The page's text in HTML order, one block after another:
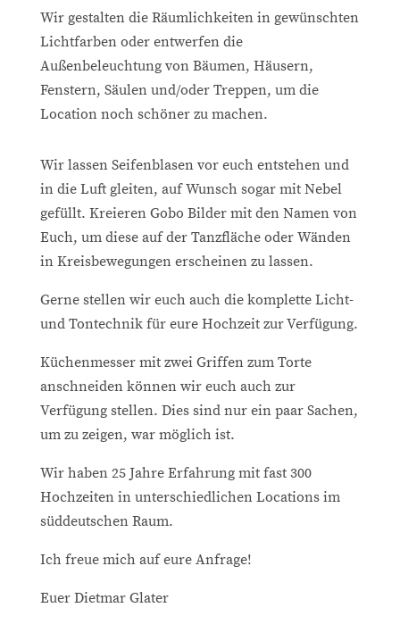
Wir gestalten die Räumlichkeiten in gewünschten
Lichtfarben oder entwerfen die
Außenbeleuchtung von Bäumen, Häusern,
Fenstern, Säulen und/oder Treppen, um die
Location noch schöner zu machen.
Wir lassen Seifenblasen vor euch entstehen und
in die Luft gleiten, auf Wunsch sogar mit Nebel
gefüllt. Kreieren Gobo Bilder mit den Namen von
Euch, um diese auf der Tanzfläche oder Wänden
in Kreisbewegungen erscheinen zu lassen.
Gerne stellen wir euch auch die komplette Licht-
und Tontechnik für eure Hochzeit zur Verfügung.
Küchenmesser mit zwei Griffen zum Torte
anschneiden können wir euch auch zur
Verfügung stellen. Dies sind nur ein paar Sachen,
um zu zeigen, war möglich ist.
Wir haben 25 Jahre Erfahrung mit fast 300
Hochzeiten in unterschiedlichen Locations im
süddeutschen Raum.
Ich freue mich auf eure Anfrage!
Euer Dietmar Glater